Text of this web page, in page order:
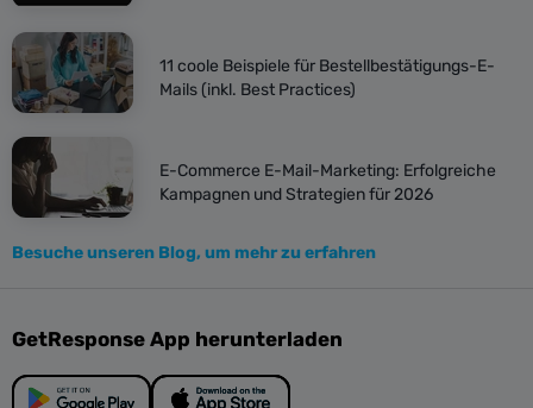
11 coole Beispiele für Bestellbestätigungs-E-
Mails (inkl. Best Practices)
E-Commerce E-Mail-Marketing: Erfolgreiche
Kampagnen und Strategien für 2026
Besuche unseren Blog, um mehr zu erfahren
GetResponse App herunterladen